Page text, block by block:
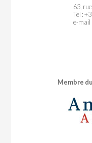
63,
Tel :
e-mail :
Membre